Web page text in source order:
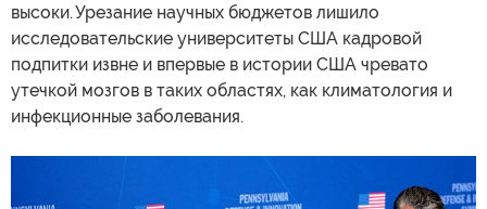
высоки. Урезание научных бюджетов лишило
исследовательские университеты США кадровой
подпитки извне и впервые в истории США чревато
утечкой мозгов в таких областях, как климатология и
инфекционные заболевания.